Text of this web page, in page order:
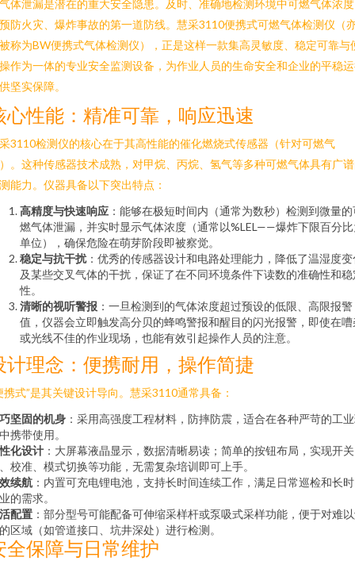
体泄漏是潜在的重大安全隐患。及时、准确地检测环境中可燃气体浓
防火灾、爆炸事故的第一道防线。慧采3110便携式可燃气体检测仪（
称为BW便携式气体检测仪），正是这样一款集高灵敏度、稳定可靠与
作为一体的专业安全监测设备，为作业人员的生命安全和企业的平稳
坚实保障。
心性能：精准可靠，响应迅速
3110检测仪的核心在于其高性能的催化燃烧式传感器（针对可燃气
。这种传感器技术成熟，对甲烷、丙烷、氢气等多种可燃气体具有广
能力。仪器具备以下突出特点：
高精度与快速响应 ：能够在极短时间内（通常为数秒）检测到微量
燃气体泄漏，并实时显示气体浓度（通常以%LEL——爆炸下限百分
单位），确保危险在萌芽阶段即被察觉。
稳定与抗干扰：优秀的传感器设计和电路处理能力，降低了温湿度变
及某些交叉气体的干扰，保证了在不同环境条件下读数的准确性和稳
性。
清晰的视听警报 ：一旦检测到的气体浓度超过预设的低限、高限报警
值，仪器会立即触发高分贝的蜂鸣警报和醒目的闪光报警，即使在嘈
或光线不佳的作业现场，也能有效引起操作人员的注意。
计理念：便携耐用，操作简捷
携式”是其关键设计导向。慧采3110通常具备：
坚固的机身 ：采用高强度工程材料，防摔防震，适合在各种严苛的工
携带使用。
化设计 ：大屏幕液晶显示，数据清晰易读；简单的按钮布局，实现开关
校准、模式切换等功能，无需复杂培训即可上手。
续航 ：内置可充电锂电池，支持长时间连续工作，满足日常巡检和长
的需求。
配置 ：部分型号可能配备可伸缩采样杆或泵吸式采样功能，便于对难
区域（如管道接口、坑井深处）进行检测。
全保障与日常维护